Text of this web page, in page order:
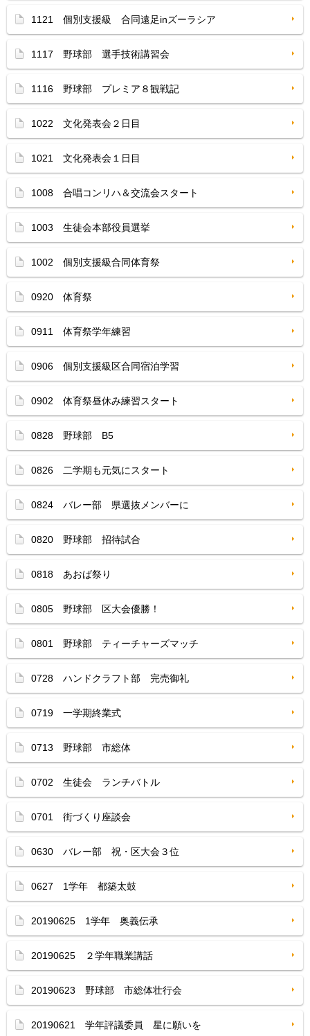
1121 個別支援級 合同遠足inズーラシア
1117 野球部 選手技術講習会
1116 野球部 プレミア８観戦記
1022 文化発表会２日目
1021 文化発表会１日目
1008 合唱コンリハ＆交流会スタート
1003 生徒会本部役員選挙
1002 個別支援級合同体育祭
0920 体育祭
0911 体育祭学年練習
0906 個別支援級区合同宿泊学習
0902 体育祭昼休み練習スタート
0828 野球部 B5
0826 二学期も元気にスタート
0824 バレー部 県選抜メンバーに
0820 野球部 招待試合
0818 あおば祭り
0805 野球部 区大会優勝！
0801 野球部 ティーチャーズマッチ
0728 ハンドクラフト部 完売御礼
0719 一学期終業式
0713 野球部 市総体
0702 生徒会 ランチバトル
0701 街づくり座談会
0630 バレー部 祝・区大会３位
0627 1学年 都築太鼓
20190625 1学年 奥義伝承
20190625 ２学年職業講話
20190623 野球部 市総体壮行会
20190621 学年評議委員 星に願いを